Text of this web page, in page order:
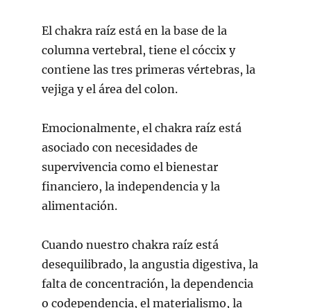
El chakra raíz está en la base de la
columna vertebral, tiene el cóccix y
contiene las tres primeras vértebras, la
vejiga y el área del colon.
Emocionalmente, el chakra raíz está
asociado con necesidades de
supervivencia como el bienestar
financiero, la independencia y la
alimentación.
Cuando nuestro chakra raíz está
desequilibrado, la angustia digestiva, la
falta de concentración, la dependencia
o codependencia, el materialismo, la